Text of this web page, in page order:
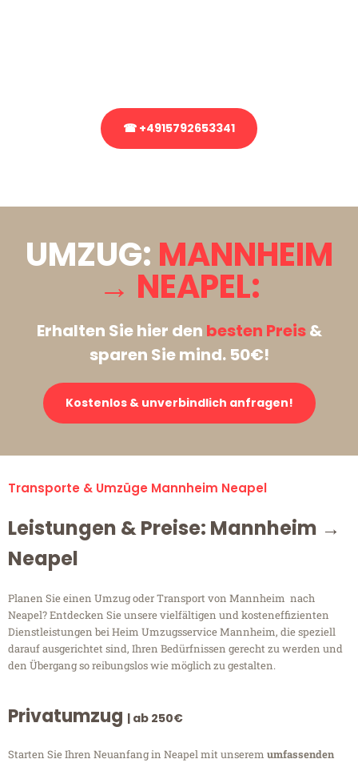
☎ +4915792653341
UMZUG: MANNHEIM
→ NEAPEL:
Erhalten Sie hier den besten Preis&
sparen Sie mind. 50€!
Kostenlos & unverbindlich anfragen!
Transporte & Umzüge Mannheim Neapel
Leistungen & Preise: Mannheim →
Neapel
Planen Sie einen Umzug oder Transport von Mannheim nach
Neapel? Entdecken Sie unsere vielfältigen und kosteneffizienten
Dienstleistungen bei Heim Umzugsservice Mannheim, die speziell
darauf ausgerichtet sind, Ihren Bedürfnissen gerecht zu werden und
den Übergang so reibungslos wie möglich zu gestalten.
Privatumzug | ab 250€
Starten Sie Ihren Neuanfang in Neapel mit unserem umfassenden